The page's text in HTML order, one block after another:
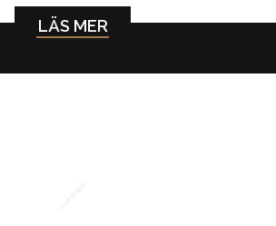
LÄS MER